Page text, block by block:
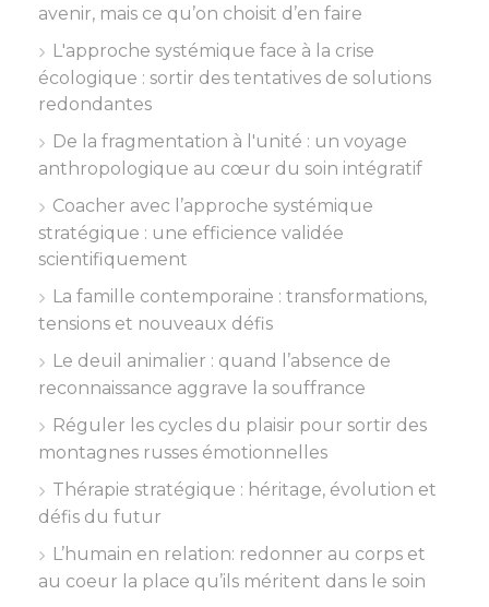
avenir, mais ce qu’on choisit d’en faire
L'approche systémique face à la crise
écologique : sortir des tentatives de solutions
redondantes
De la fragmentation à l'unité : un voyage
anthropologique au cœur du soin intégratif
Coacher avec l’approche systémique
stratégique : une efficience validée
scientifiquement
La famille contemporaine : transformations,
tensions et nouveaux défis
Le deuil animalier : quand l’absence de
reconnaissance aggrave la souffrance
Réguler les cycles du plaisir pour sortir des
montagnes russes émotionnelles
Thérapie stratégique : héritage, évolution et
défis du futur
L’humain en relation: redonner au corps et
au coeur la place qu’ils méritent dans le soin